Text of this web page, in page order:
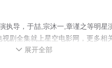
导，于喆,宗沐一,章谨之等明星
剧全集就上星空电影网，更多相
 展开全部